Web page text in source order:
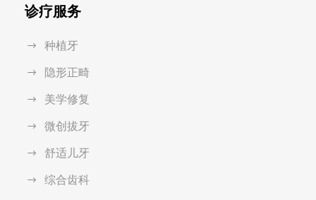
诊疗服务
种植牙
隐形正畸
美学修复
微创拔牙
舒适儿牙
综合齿科